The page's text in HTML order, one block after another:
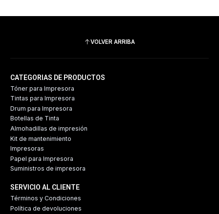
VOLVER ARRIBA
CATEGORIAS DE PRODUCTOS
Tóner para Impresora
Tintas para Impresora
Drum para Impresora
Botellas de Tinta
Almohadillas de impresión
Kit de mantenimiento
Impresoras
Papel para Impresora
Suministros de impresora
SERVICIO AL CLIENTE
Términos y Condiciones
Política de devoluciones